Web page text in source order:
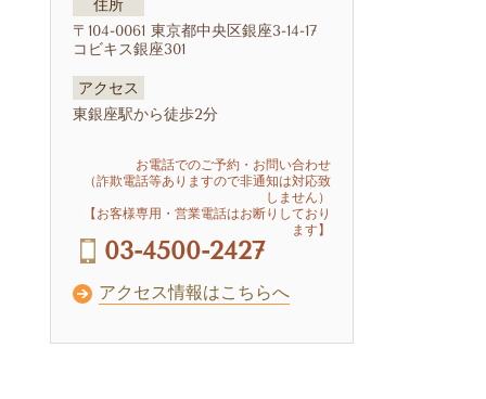
住所
〒104-0061 東京都中央区銀座3-14-17
コビキス銀座301
アクセス
東銀座駅から徒歩2分
お電話でのご予約・お問い合わせ
（詐欺電話等ありますので非通知は対応致
しません）
【お客様専用・営業電話はお断りしており
ます】
03-4500-2427
アクセス情報はこちらへ